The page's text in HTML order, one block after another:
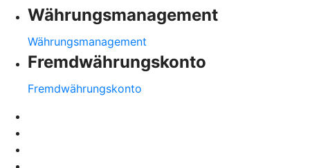
Währungsmanagement
Währungsmanagement
Fremdwährungskonto
Fremdwährungskonto